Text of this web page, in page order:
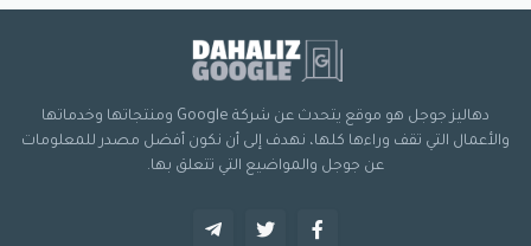
دهاليز جوجل هو موقع يتحدث عن شركة Google ومنتجاتها وخدماتها
والأعمال التي تقف وراءها كلها، نهدف إلى أن نكون أفضل مصدر للمعلومات
عن جوجل والمواضيع التي تتعلق بها.